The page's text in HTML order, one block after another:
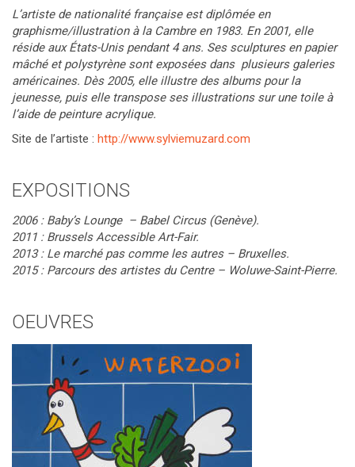
L’artiste de nationalité française est diplômée en
graphisme/illustration à la Cambre en 1983. En 2001, elle
réside aux États-Unis pendant 4 ans. Ses sculptures en papier
mâché et polystyrène sont exposées dans plusieurs galeries
américaines. Dès 2005, elle illustre des albums pour la
jeunesse, puis elle transpose ses illustrations sur une toile à
l’aide de peinture acrylique.
Site de l’artiste : http://www.sylviemuzard.com
EXPOSITIONS
2006 : Baby’s Lounge – Babel Circus (Genève).
2011 : Brussels Accessible Art-Fair.
2013 : Le marché pas comme les autres – Bruxelles.
2015 : Parcours des artistes du Centre – Woluwe-Saint-Pierre.
OEUVRES